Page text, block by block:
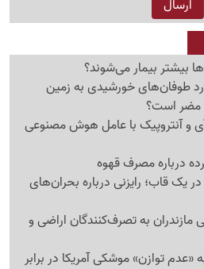
بیشتر بیمار می‌شوند؟
طوفان‌های خورشیدی به زمین
مضر است؟
و آنتروپیک با عامل هوش مصنوعی
درباره مصرف قهوه
یک قاب؛ رایزنی درباره بحران‌های
به تصرف‌کنندگان اراضی و
«عدم توازن» موشکی آمریکا در برابر